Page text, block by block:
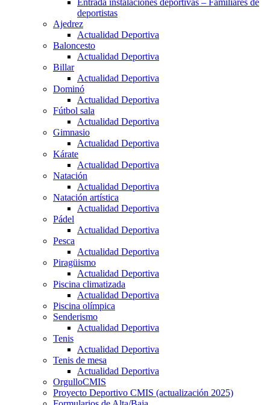
Entrada instalaciones deportivas – Familiares de
deportistas
Ajedrez
Actualidad Deportiva
Baloncesto
Actualidad Deportiva
Billar
Actualidad Deportiva
Dominó
Actualidad Deportiva
Fútbol sala
Actualidad Deportiva
Gimnasio
Actualidad Deportiva
Kárate
Actualidad Deportiva
Natación
Actualidad Deportiva
Natación artística
Actualidad Deportiva
Pádel
Actualidad Deportiva
Pesca
Actualidad Deportiva
Piragüismo
Actualidad Deportiva
Piscina climatizada
Actualidad Deportiva
Piscina olímpica
Senderismo
Actualidad Deportiva
Tenis
Actualidad Deportiva
Tenis de mesa
Actualidad Deportiva
OrgulloCMIS
Proyecto Deportivo CMIS (actualización 2025)